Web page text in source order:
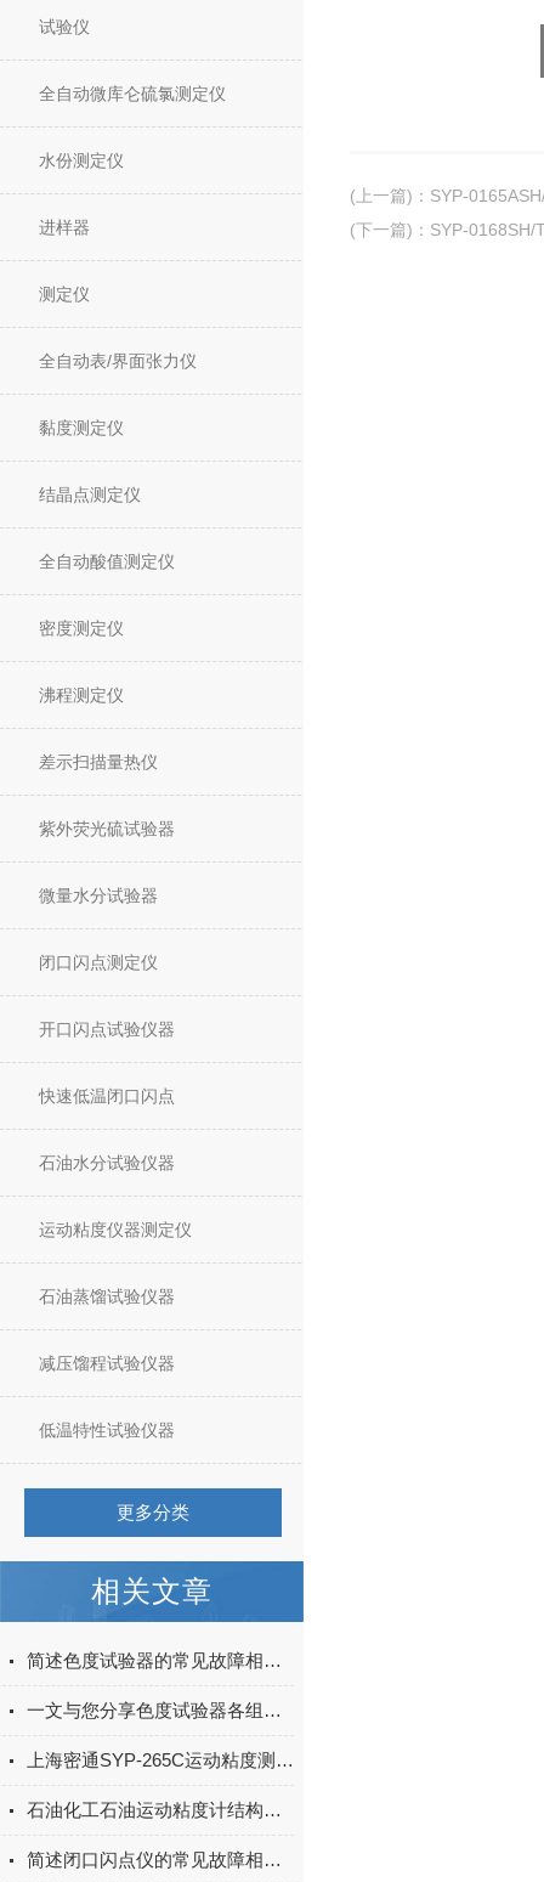
试验仪
全自动微库仑硫氯测定仪
水份测定仪
进样器
测定仪
全自动表/界面张力仪
黏度测定仪
结晶点测定仪
全自动酸值测定仪
密度测定仪
沸程测定仪
差示扫描量热仪
紫外荧光硫试验器
微量水分试验器
闭口闪点测定仪
开口闪点试验仪器
快速低温闭口闪点
石油水分试验仪器
运动粘度仪器测定仪
石油蒸馏试验仪器
减压馏程试验仪器
低温特性试验仪器
更多分类
相关文章
简述色度试验器的常见故障相应解决方法
一文与您分享色度试验器各组成系统的功能
上海密通SYP-265C运动粘度测定器（双缸四孔型）的试验步骤
石油化工石油运动粘度计结构与规格
简述闭口闪点仪的常见故障相应解决方法
(上一篇) ： SYP-
(下一篇) ： SYP-0168SH/